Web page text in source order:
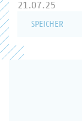
21.07.25
SPEICHER